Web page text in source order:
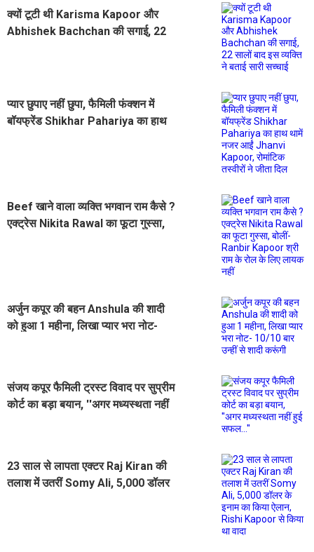
क्यों टूटी थी Karisma Kapoor और
Abhishek Bachchan की सगाई, 22
प्यार छुपाए नहीं छुपा, फैमिली फंक्शन में
बॉयफ्रेंड Shikhar Pahariya का हाथ
Beef खाने वाला व्यक्ति भगवान राम कैसे ?
एक्ट्रेस Nikita Rawal का फूटा गुस्सा,
अर्जुन कपूर की बहन Anshula की शादी
को हुआ 1 महीना, लिखा प्यार भरा नोट-
संजय कपूर फैमिली ट्रस्ट विवाद पर सुप्रीम
कोर्ट का बड़ा बयान, ''अगर मध्यस्थता नहीं
23 साल से लापता एक्टर Raj Kiran की
तलाश में उतरीं Somy Ali, 5,000 डॉलर